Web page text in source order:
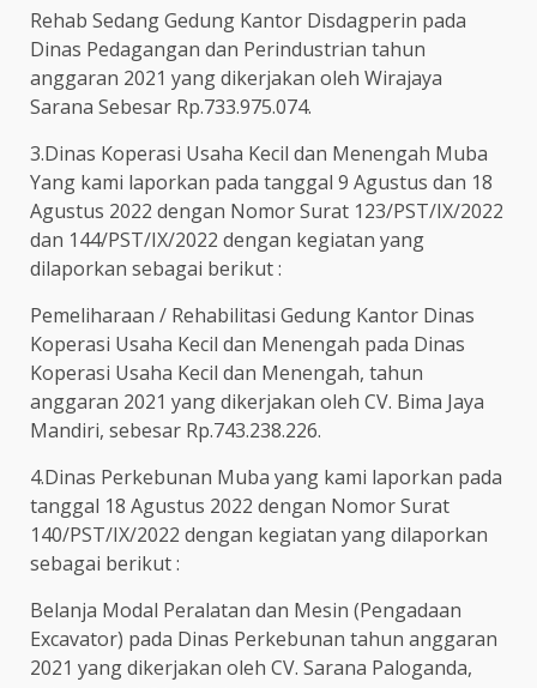
Rehab Sedang Gedung Kantor Disdagperin pada
Dinas Pedagangan dan Perindustrian tahun
anggaran 2021 yang dikerjakan oleh Wirajaya
Sarana Sebesar Rp.733.975.074.
3.Dinas Koperasi Usaha Kecil dan Menengah Muba
Yang kami laporkan pada tanggal 9 Agustus dan 18
Agustus 2022 dengan Nomor Surat 123/PST/IX/2022
dan 144/PST/IX/2022 dengan kegiatan yang
dilaporkan sebagai berikut :
Pemeliharaan / Rehabilitasi Gedung Kantor Dinas
Koperasi Usaha Kecil dan Menengah pada Dinas
Koperasi Usaha Kecil dan Menengah, tahun
anggaran 2021 yang dikerjakan oleh CV. Bima Jaya
Mandiri, sebesar Rp.743.238.226.
4.Dinas Perkebunan Muba yang kami laporkan pada
tanggal 18 Agustus 2022 dengan Nomor Surat
140/PST/IX/2022 dengan kegiatan yang dilaporkan
sebagai berikut :
Belanja Modal Peralatan dan Mesin (Pengadaan
Excavator) pada Dinas Perkebunan tahun anggaran
2021 yang dikerjakan oleh CV. Sarana Paloganda,